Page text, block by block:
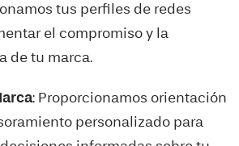
tus perfiles de redes
el compromiso y la
de tu marca.
: Proporcionamos orientación
personalizado para